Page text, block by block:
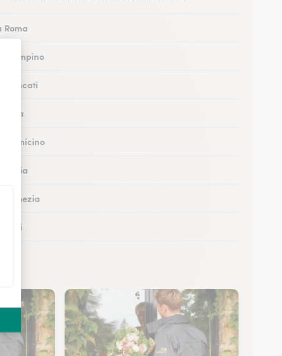
Roma
Ciampino
Frascati
Sora
Fiumicino
Acilia
Pomezia
Rieti